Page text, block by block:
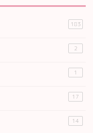
183
2
1
17
14